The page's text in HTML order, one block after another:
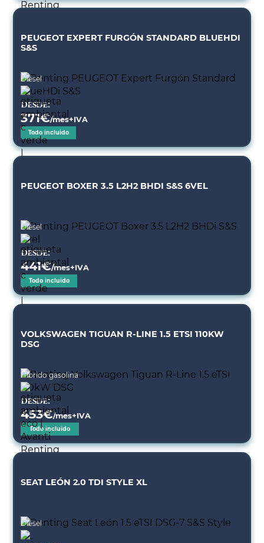
PEUGEOT EXPERT FURGÓN STANDARD BLUEHDI
S&S
Diésel
Desde:
371€/mes+IVA
Todo incluido
PEUGEOT BOXER 3.5 L2H2 BHDI S&S 6VEL
Diésel
Desde:
441€/mes+IVA
Todo incluido
VOLKSWAGEN TIGUAN R-LINE 1.5 ETSI 110KW
DSG
Híbrido gasolina
Desde:
453€/mes+IVA
Todo incluido
SEAT LEÓN 2.0 TDI STYLE XL
Diésel